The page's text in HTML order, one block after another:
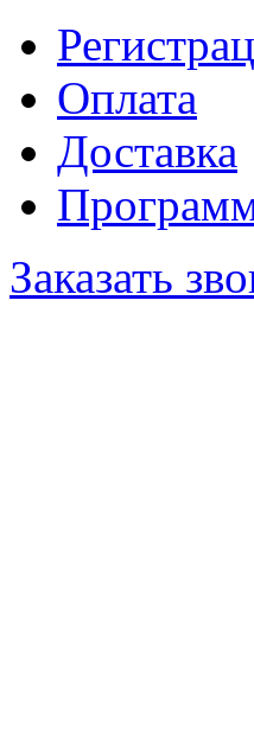
Оплата
Доставка
Заказать